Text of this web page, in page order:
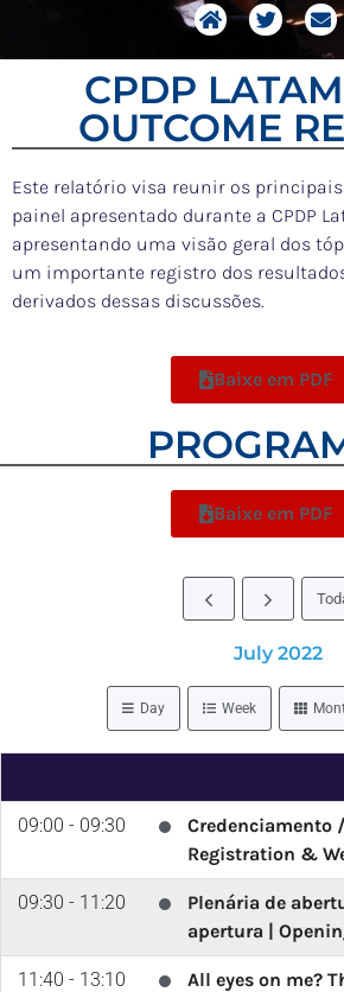
CPDP
OUTCOME
Este relatório visa reunir os
painel apresentado durante a CPDP
apresentando uma visão geral dos
um importante registro dos
derivados dessas discussões.
Baixe em PDF
Baixe em PDF
July 2022
Day Week
09:00 - 09:30
Credenciamento
Registration &
09:30 - 11:20
Plenária de
apertura |
11:40 - 13:10
All eyes on me?